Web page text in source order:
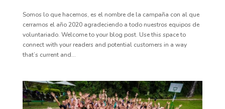
Somos lo que hacemos, es el nombre de la campaña con al que
cerramos el año 2020 agradeciendo a todo nuestros equipos de
voluntariado. Welcome to your blog post. Use this space to
connect with your readers and potential customers in a way
that’s current and...